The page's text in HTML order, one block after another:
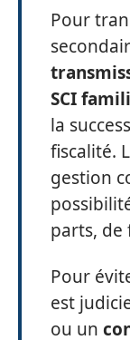
Pour
SCI
la
fiscalité.
gestion
parts, de
Pour
est
ou un